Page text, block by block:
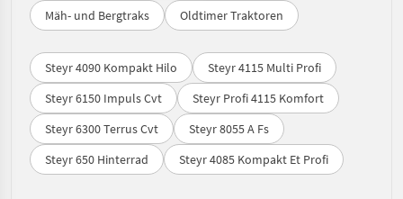
Mäh- und Bergtraks
Oldtimer Traktoren
Steyr 4090 Kompakt Hilo
Steyr 4115 Multi Profi
Steyr 6150 Impuls Cvt
Steyr Profi 4115 Komfort
Steyr 6300 Terrus Cvt
Steyr 8055 A Fs
Steyr 650 Hinterrad
Steyr 4085 Kompakt Et Profi